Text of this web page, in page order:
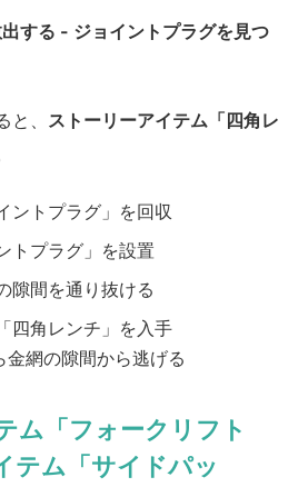
する - ジョイントプラグを見つ
、 ストーリーアイテム「四角レ
ントプラグ」を回収
トプラグ」を設置
隙間を通り抜ける
四角レンチ」を入手
網の隙間から逃げる
ム「フォークリフト
テム「サイドパッ